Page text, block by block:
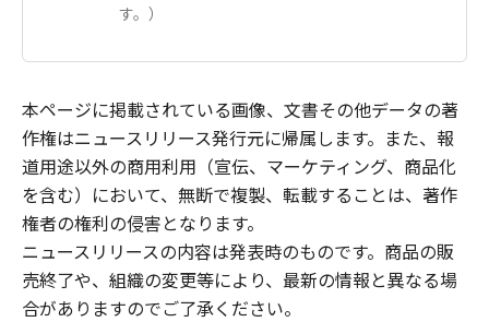
す。）
本ページに掲載されている画像、文書その他データの著
作権はニュースリリース発行元に帰属します。また、報
道用途以外の商用利用（宣伝、マーケティング、商品化
を含む）において、無断で複製、転載することは、著作
権者の権利の侵害となります。
ニュースリリースの内容は発表時のものです。商品の販
売終了や、組織の変更等により、最新の情報と異なる場
合がありますのでご了承ください。